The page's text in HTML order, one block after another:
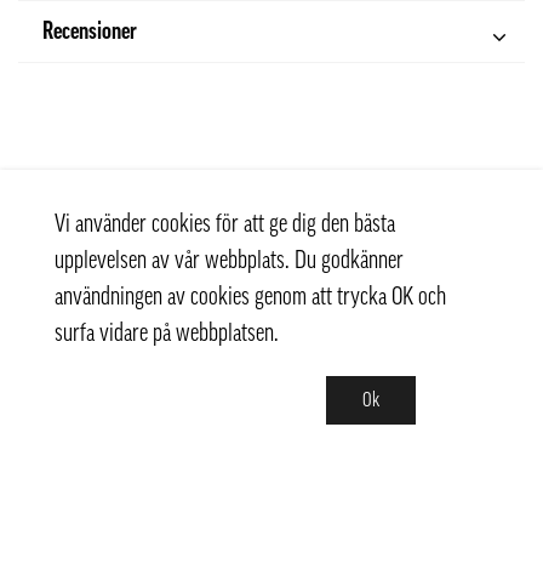
Recensioner
Vi använder cookies för att ge dig den bästa
upplevelsen av vår webbplats. Du godkänner
användningen av cookies genom att trycka OK och
surfa vidare på webbplatsen.
Ok